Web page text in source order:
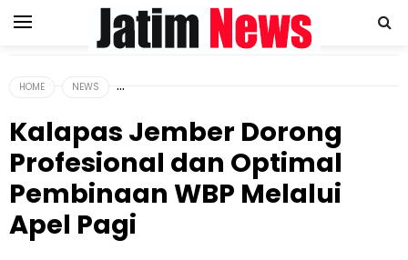
HOME NEWS
Kalapas Jember Dorong
Profesional dan Optimal
Pembinaan WBP Melalui
Apel Pagi